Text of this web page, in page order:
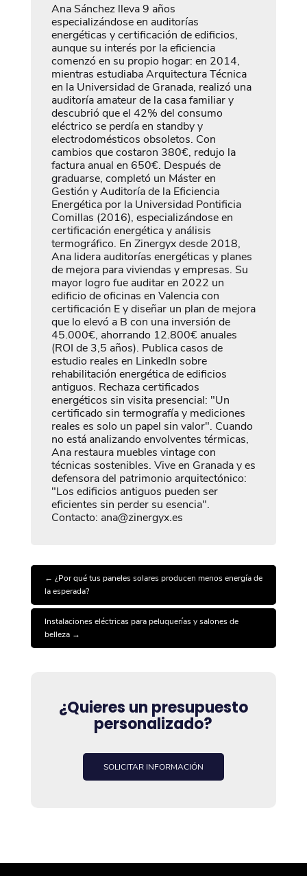
Ana Sánchez lleva 9 años
especializándose en auditorías
energéticas y certificación de edificios,
aunque su interés por la eficiencia
comenzó en su propio hogar: en 2014,
mientras estudiaba Arquitectura Técnica
en la Universidad de Granada, realizó una
auditoría amateur de la casa familiar y
descubrió que el 42% del consumo
eléctrico se perdía en standby y
electrodomésticos obsoletos. Con
cambios que costaron 380€, redujo la
factura anual en 650€. Después de
graduarse, completó un Máster en
Gestión y Auditoría de la Eficiencia
Energética por la Universidad Pontificia
Comillas (2016), especializándose en
certificación energética y análisis
termográfico. En Zinergyx desde 2018,
Ana lidera auditorías energéticas y planes
de mejora para viviendas y empresas. Su
mayor logro fue auditar en 2022 un
edificio de oficinas en Valencia con
certificación E y diseñar un plan de mejora
que lo elevó a B con una inversión de
45.000€, ahorrando 12.800€ anuales
(ROI de 3,5 años). Publica casos de
estudio reales en LinkedIn sobre
rehabilitación energética de edificios
antiguos. Rechaza certificados
energéticos sin visita presencial: "Un
certificado sin termografía y mediciones
reales es solo un papel sin valor". Cuando
no está analizando envolventes térmicas,
Ana restaura muebles vintage con
técnicas sostenibles. Vive en Granada y es
defensora del patrimonio arquitectónico:
"Los edificios antiguos pueden ser
eficientes sin perder su esencia".
Contacto: ana@zinergyx.es
← ¿Por qué tus paneles solares producen menos energía de
la esperada?
Instalaciones eléctricas para peluquerías y salones de
belleza→
¿Quieres un presupuesto
personalizado?
SOLICITAR INFORMACIÓN